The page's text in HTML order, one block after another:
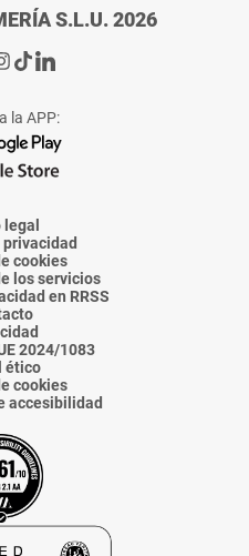
S.L.U. 2026
Ir
de
La
Voz
Almería
Ir
de
La
Voz
Almería
Ir
de
La
Voz
la APP:
cookies
los servicios
en RRSS
2024/1083
ético
cookies
accesibilidad